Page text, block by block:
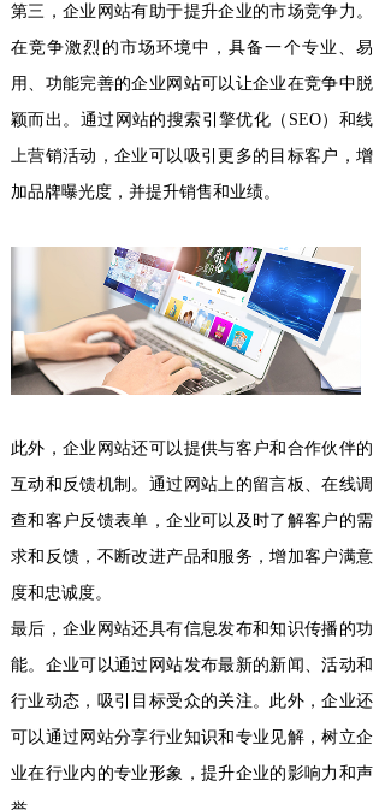
第三，企业网站有助于提升企业的市场竞争力。
在竞争激烈的市场环境中，具备一个专业、易
用、功能完善的企业网站可以让企业在竞争中脱
颖而出。通过网站的搜索引擎优化（SEO）和线
上营销活动，企业可以吸引更多的目标客户，增
加品牌曝光度，并提升销售和业绩。
此外，企业网站还可以提供与客户和合作伙伴的
互动和反馈机制。通过网站上的留言板、在线调
查和客户反馈表单，企业可以及时了解客户的需
求和反馈，不断改进产品和服务，增加客户满意
度和忠诚度。
最后，企业网站还具有信息发布和知识传播的功
能。企业可以通过网站发布最新的新闻、活动和
行业动态，吸引目标受众的关注。此外，企业还
可以通过网站分享行业知识和专业见解，树立企
业在行业内的专业形象，提升企业的影响力和声